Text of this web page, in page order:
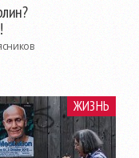
ЖИЗНЬ